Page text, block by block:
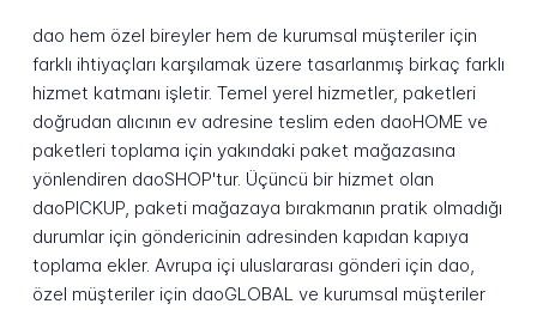
dao hem özel bireyler hem de kurumsal müşteriler için
farklı ihtiyaçları karşılamak üzere tasarlanmış birkaç farklı
hizmet katmanı işletir. Temel yerel hizmetler, paketleri
doğrudan alıcının ev adresine teslim eden daoHOME ve
paketleri toplama için yakındaki paket mağazasına
yönlendiren daoSHOP'tur. Üçüncü bir hizmet olan
daoPICKUP, paketi mağazaya bırakmanın pratik olmadığı
durumlar için göndericinin adresinden kapıdan kapıya
toplama ekler. Avrupa içi uluslararası gönderi için dao,
özel müşteriler için daoGLOBAL ve kurumsal müşteriler